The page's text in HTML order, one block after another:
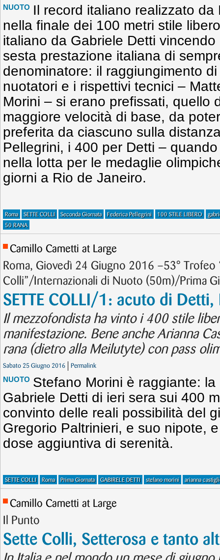
NUOTO Il record italiano realizzato da
nella finale dei 100 metri stile
italiano da Gabriele Detti
sesta prestazione italiana di
denominatore: il raggiungimento
nuotatori e i rispettivi tecnici –
Morini – si erano prefissati, quello
maggiore velocità di base, da
preferita da ciascuno sulla
Pellegrini, i 400 per Detti –
nella lotta per le medaglie
giorni a Rio de Janeiro.
Roma SETTE COLLI Seconda Giornata Federica Pellegrini 100 STILE LIBERO
50 RANA
Camillo Cametti at Large
Roma, Giovedì 24 Giugno 2016 –53° Trofeo
Colli”/Internazionali di Nuoto (50m)/Prima
SETTE COLLI/1: acuto di
Il mezzofondista ha vinto i 400 stile
manifestazione. Bene anche Arianna
rana (dietro alla Meilutyte) con pass
Sabato 25 Giugno 2016 Permalink
NUOTO Stefano Morini è raggiante:
Gabriele Detti di ieri sera sui 400
convinto delle reali possibilità del
Gregorio Paltrinieri, e suo nipote,
dose aggiuntiva di serenità.
SETTE COLLI Roma Prima Giornata GABIRELE DETTI stefano morini arianna
Camillo Cametti at Large
Il Punto
Sette Colli, Setterosa e tanto